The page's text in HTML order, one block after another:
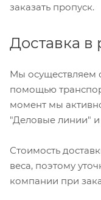
заказать пропуск.
Доставка в
Мы осуществляем
помощью
момент мы
"Деловые линии"
Стоимость
веса, поэтому
компании при